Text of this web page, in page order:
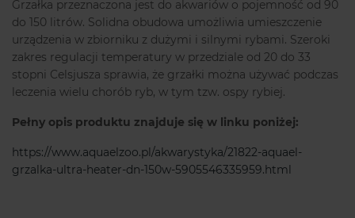
Grzałka przeznaczona jest do akwariów o pojemność od 90
do 150 litrów. Solidna obudowa umożliwia umieszczenie
urządzenia w zbiorniku z dużymi i silnymi rybami. Szeroki
zakres regulacji temperatury w przedziale od 20 do 33
stopni Celsjusza sprawia, że grzałki można używać podczas
leczenia wielu chorób ryb, w tym tzw. ospy rybiej.
Pełny opis produktu znajduje się w linku poniżej:
https://www.aquaelzoo.pl/akwarystyka/21822-aquael-
grzalka-ultra-heater-dn-150w-5905546335959.html